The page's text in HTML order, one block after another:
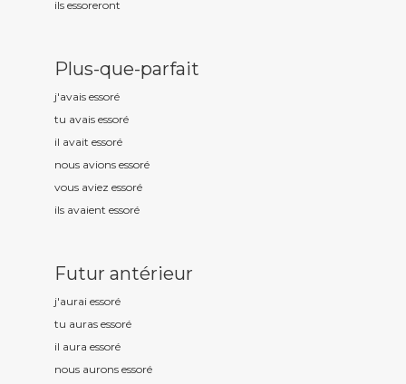
ils essoreront
Plus-que-parfait
j'avais essoré
tu avais essoré
il avait essoré
nous avions essoré
vous aviez essoré
ils avaient essoré
Futur antérieur
j'aurai essoré
tu auras essoré
il aura essoré
nous aurons essoré